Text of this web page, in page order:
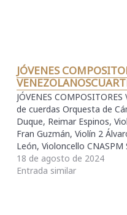
JÓVENES
JÓVENES
de cuerdas Orquesta de
Duque, Reimar Espinos,
Fran Guzmán, Violín 2
León, Violoncello
Díaz Vitrales (2022)
Rivas Caronte (2023)
18 de agosto de 2024
Entrada similar